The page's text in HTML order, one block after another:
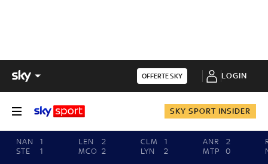
OFFERTE SKY LOGIN
SKY SPORT INSIDER
NAN
1
STE
1
LEN
2
MCO 2
CLM
1
LYN
2
ANR
2
MTP
0